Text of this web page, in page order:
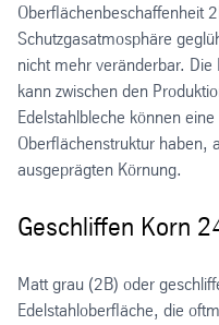
Oberflächenbeschaffenheit
Schutzgasatmosphäre
nicht mehr veränderbar.
kann zwischen den
Edelstahlbleche können
Oberflächenstruktur haben,
ausgeprägten Körnung.
Geschliffen Korn
Matt grau (2B) oder
Edelstahloberfläche, die